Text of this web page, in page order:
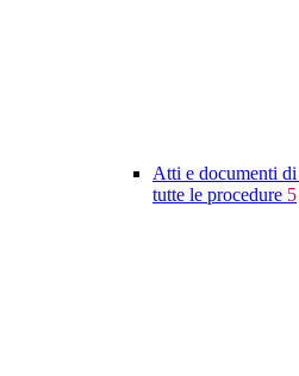
Atti e documenti di
tutte le procedure 5